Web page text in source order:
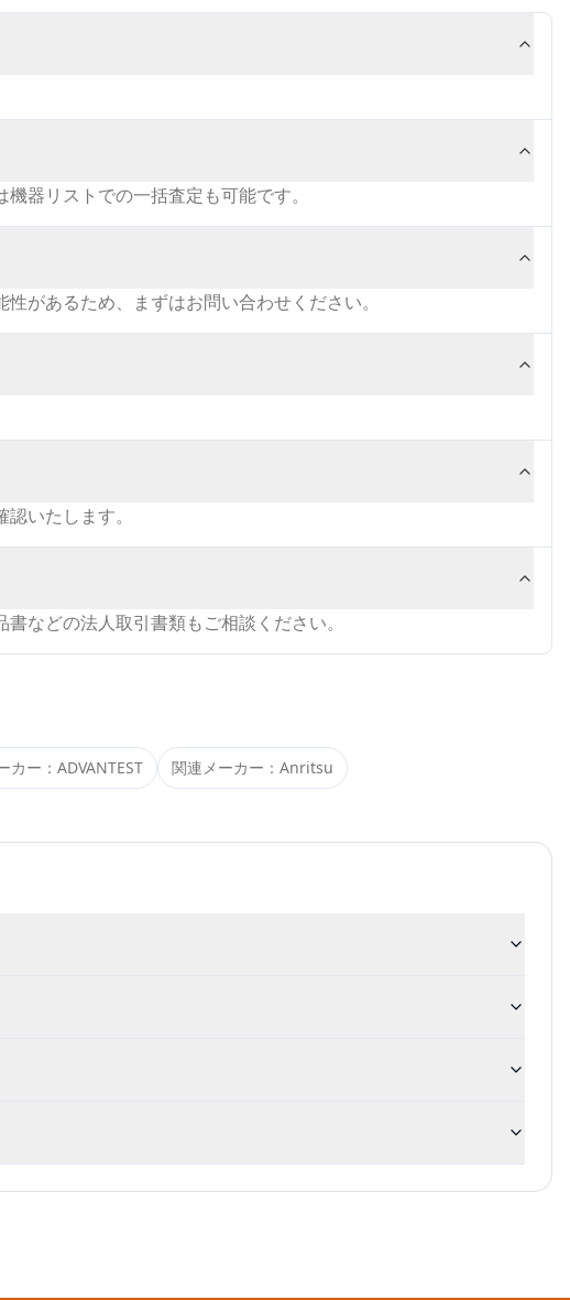
器リストでの一括査定も可能です。
があるため、まずはお問い合わせください。
いたします。
などの法人取引書類もご相談ください。
カー： ADVANTEST 関連メーカー： Anritsu